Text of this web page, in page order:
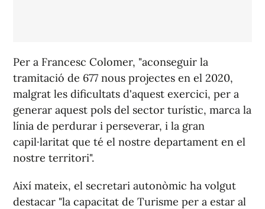
Per a Francesc Colomer, "aconseguir la
tramitació de 677 nous projectes en el 2020,
malgrat les dificultats d'aquest exercici, per a
generar aquest pols del sector turístic, marca la
línia de perdurar i perseverar, i la gran
capil·laritat que té el nostre departament en el
nostre territori".
Així mateix, el secretari autonòmic ha volgut
destacar "la capacitat de Turisme per a estar al